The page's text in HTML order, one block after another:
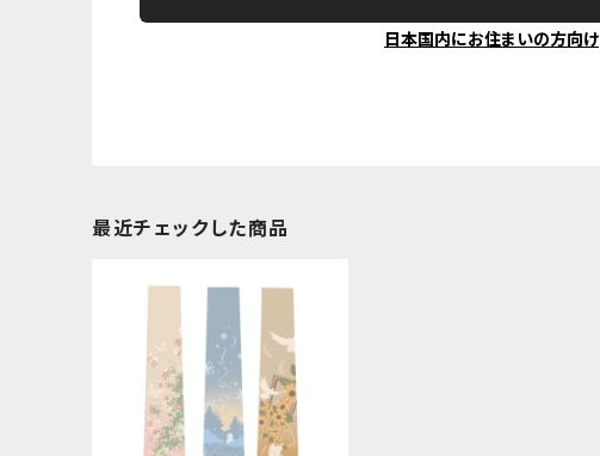
日本国内にお住まいの方向け
最近チェックした商品